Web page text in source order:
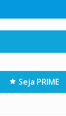
Seja PRIME